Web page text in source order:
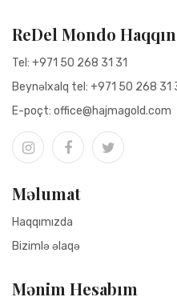
ReDel Mondo
Tel: +971 50 268 31 31
Beynəlxalq tel: +971 50 268 31
Е-poçt: office@hajmagold.com
Məlumat
Haqqımızda
Bizimlə əlaqə
Mənim Hesabım